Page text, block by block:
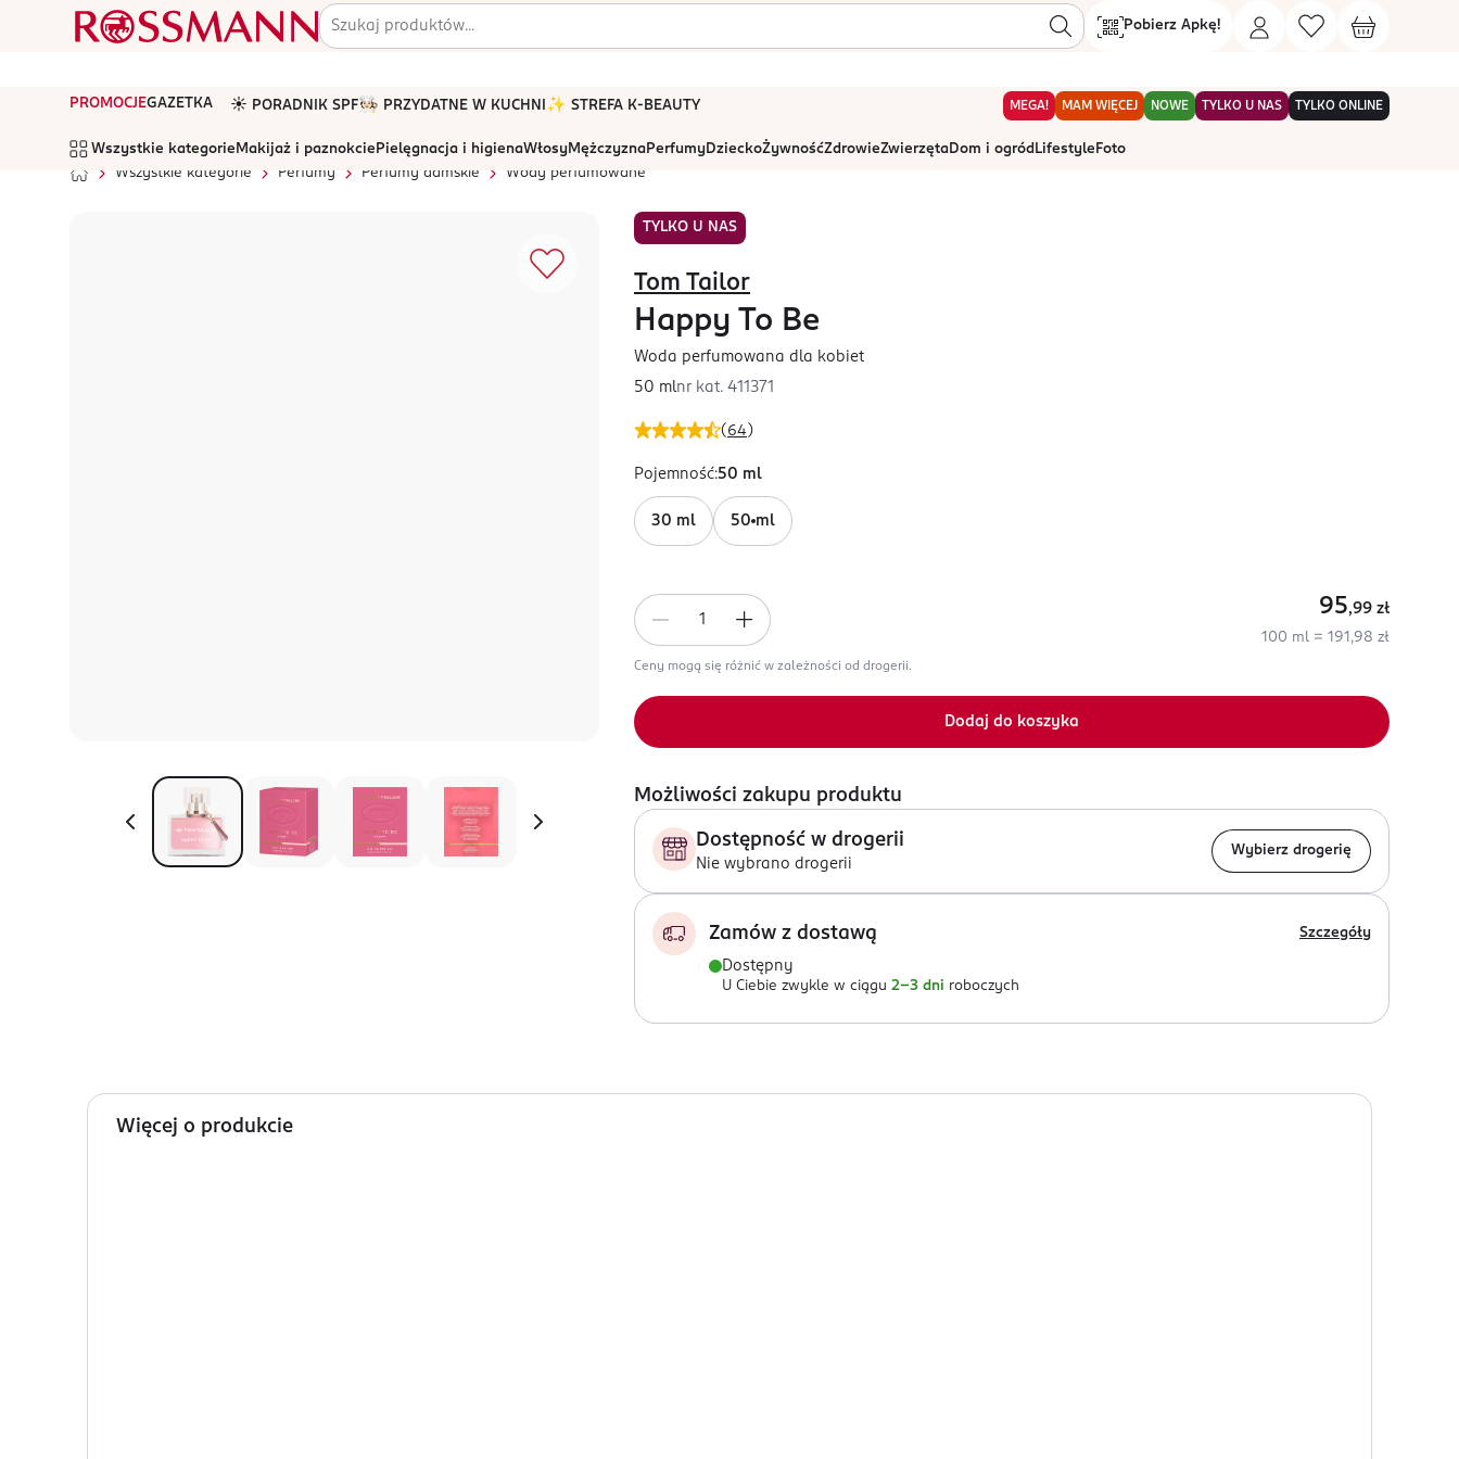
Pobierz Apkę!
PROMOCJEGAZETKA ☀️ PORADNIK SPF🧑🏻‍🍳 PRZYDATNE W KUCHNI ✨ STREFA K-BEAUTY MEGA! MAM WIĘCEJ NOWE TYLKO U NAS TYLKO ONLINE
Wszystkie kategorie Makijaż i paznokcie Pielęgnacja i higienaWłosyMężczyznaPerfumyDzieckoŻywnośćZdrowieZwierzętaDom i ogród Lifestyle Foto
Wszystkie kategorie
Perfumy Perfumy damskie Wody perfumowane
TYLKO U NAS
( 64 )
Tom Tailor
Happy To Be
Woda perfumowana dla kobiet
50 mlnr kat. 411371
Pojemność:50 ml
30 ml 50 ml
95,99 zł
100 ml = 191,98 zł
Ceny mogą się różnić w zależności od drogerii.
Dodaj do koszyka
Możliwości zakupu produktu
Dostępność w drogerii
Nie wybrano drogerii
Wybierz drogerię
Zamów z dostawą Szczegóły
Dostępny
U Ciebie zwykle w ciągu 2-3 dni roboczych
Więcej o produkcie